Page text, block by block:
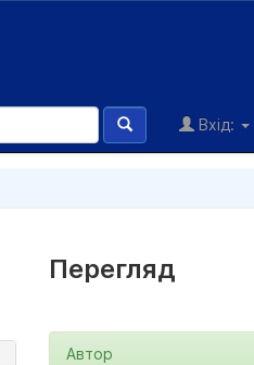
Вхід:
Перегляд
Автор